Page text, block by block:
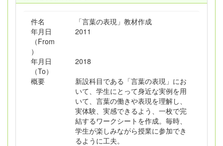
件名
「言葉の表現」教材作成
年月日
（From
）
2011
年月日
（To）
2018
概要
新設科目である「言葉の表現」にお
いて、学生にとって身近な実例を用
いて、言葉の働きや表現を理解し、
実体験、実感できるよう、一枚で完
結するワークシートを作成。毎時、
学生が楽しみながら授業に参加でき
るように工夫。